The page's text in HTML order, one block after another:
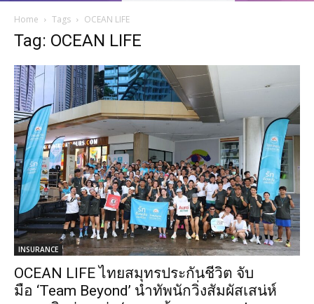
Home Tags OCEAN LIFE
Tag: OCEAN LIFE
INSURANCE
OCEAN LIFE ไทยสมุทรประกันชีวิต จับ
มือ ‘Team Beyond’ นำทัพนักวิ่งสัมผัสเสน่ห์